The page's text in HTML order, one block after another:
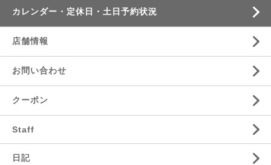
カレンダー・定休日・土日予約状況
店舗情報
お問い合わせ
クーポン
Staff
日記